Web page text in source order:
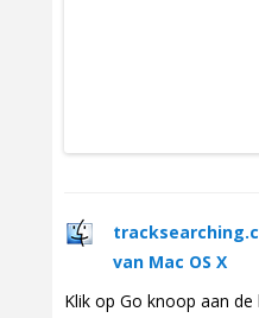
van Mac OS X
Klik op Go knoop aan